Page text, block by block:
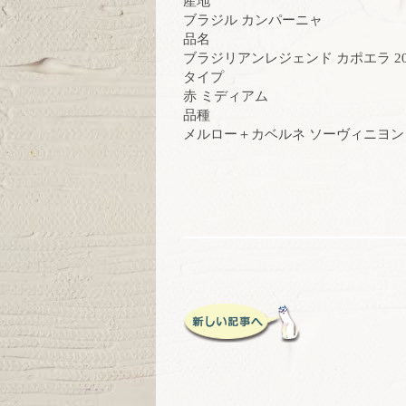
ブラジル カンパーニャ
品名
ブラジリアンレジェンド カポエラ
タイプ
赤 ミディアム
品種
メルロー＋カベルネ ソーヴィニヨン